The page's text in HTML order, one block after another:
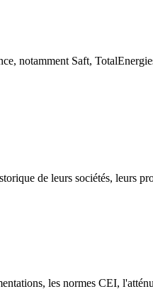
notamment Saft,
de leurs sociétés, leurs
les normes CEI,